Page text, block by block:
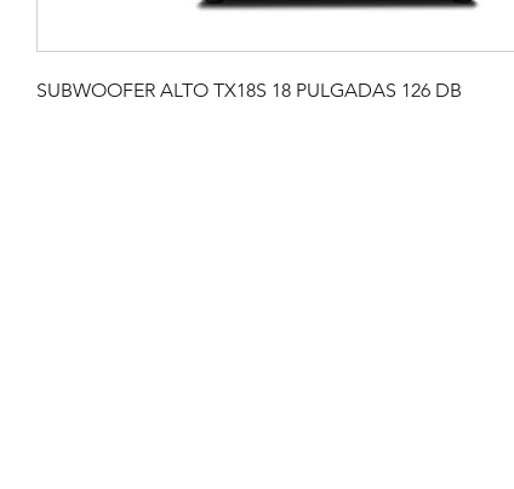
SUBWOOFER ALTO TX18S 18 PULGADAS 126 DB